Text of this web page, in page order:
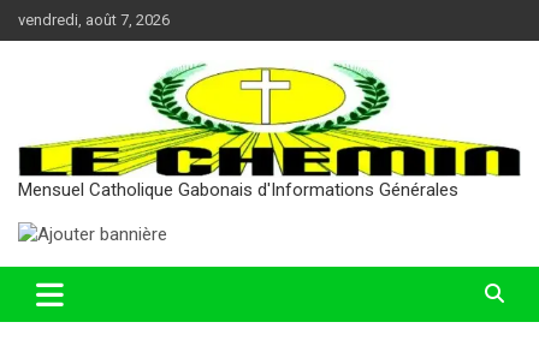
au
vendredi, août 7, 2026
Mensuel Catholique Gabonais d'Informations Générales